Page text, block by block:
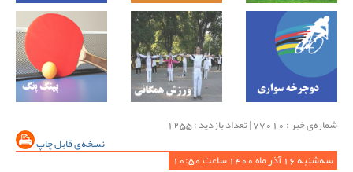
شماره‌ی خبر : ‌77010 | تعداد بازدید : 1255
نسخه‌ی قابل چاپ
سه‌شنبه 16 آذر ماه 1400 ساعت 10:50